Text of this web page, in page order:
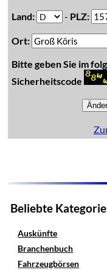
Land:
- PLZ:
Ort:
Bitte geben Sie im
Sicherheitscode
Beliebte
Auskünfte
Branchenbuch
Fahrzeugbörsen